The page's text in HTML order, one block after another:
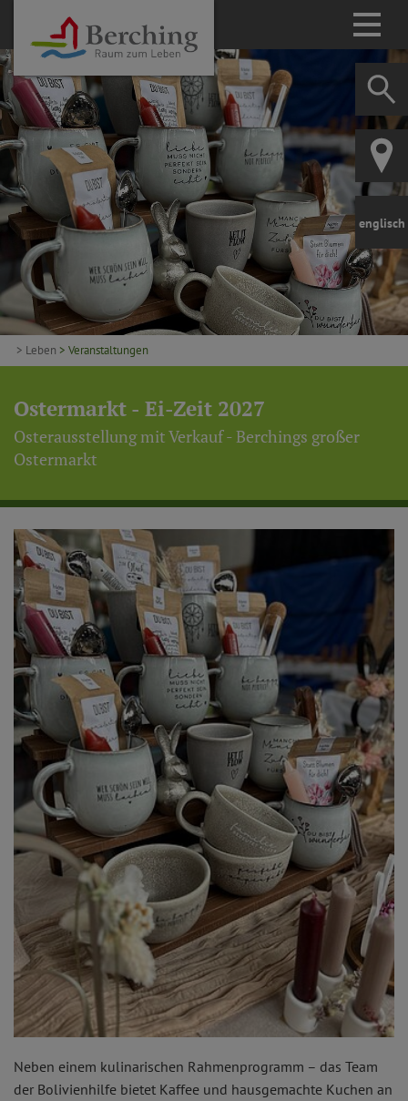
englisch
> Leben > Veranstaltungen
Ostermarkt - Ei-Zeit 2027
Osterausstellung mit Verkauf - Berchings großer
Ostermarkt
Neben einem kulinarischen Rahmenprogramm – das Team
der Bolivienhilfe bietet Kaffee und hausgemachte Kuchen an